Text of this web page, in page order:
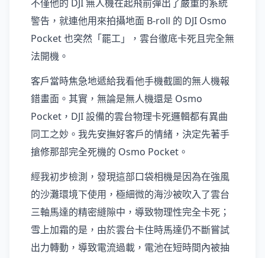
不僅他的 DJI 無人機在起飛前彈出了嚴重的系統
警告，就連他用來拍攝地面 B-roll 的 DJI Osmo
Pocket 也突然「罷工」，雲台徹底卡死且完全無
法開機。
客戶當時焦急地遞給我看他手機截圖的無人機報
錯畫面。其實，無論是無人機還是 Osmo
Pocket，DJI 設備的雲台物理卡死邏輯都有異曲
同工之妙。我先安撫好客戶的情緒，決定先著手
搶修那部完全死機的 Osmo Pocket。
經我初步檢測，發現這部口袋相機是因為在強風
的沙灘環境下使用，極細微的海沙被吹入了雲台
三軸馬達的精密縫隙中，導致物理性完全卡死；
雪上加霜的是，由於雲台卡住時馬達仍不斷嘗試
出力轉動，導致電流過載，電池在短時間內被抽